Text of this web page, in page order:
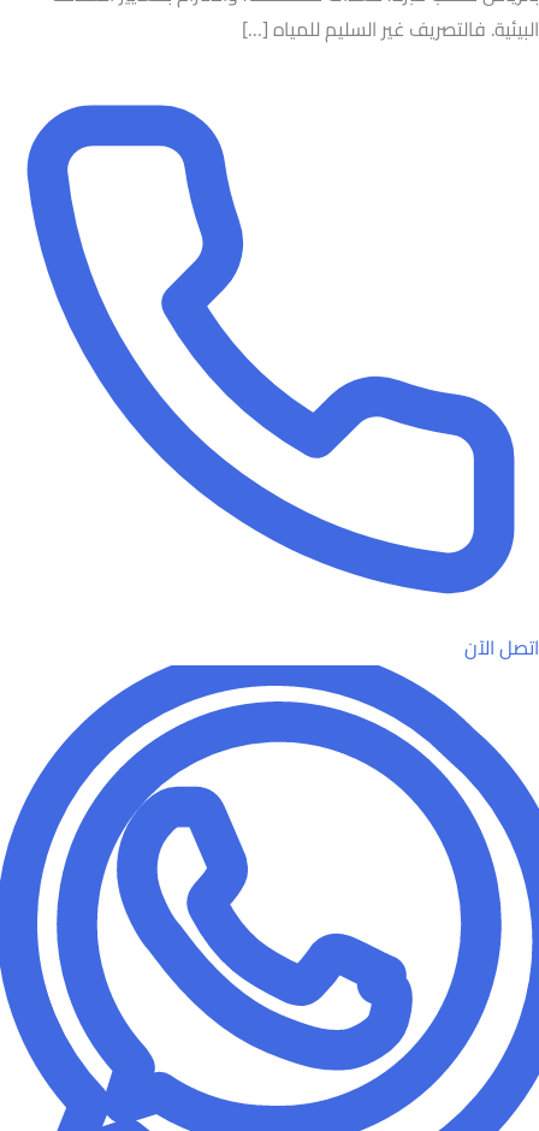
البيئية. فالتصريف غير السليم للمياه […]
اتصل الآن